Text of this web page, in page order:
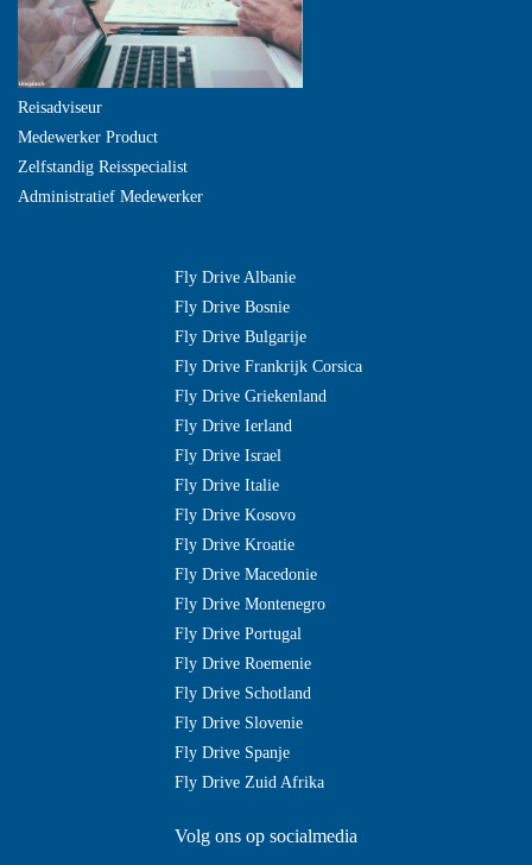
Reisadviseur
Medewerker Product
Zelfstandig Reisspecialist
Administratief Medewerker
Fly Drive Albanie
Fly Drive Bosnie
Fly Drive Bulgarije
Fly Drive Frankrijk Corsica
Fly Drive Griekenland
Fly Drive Ierland
Fly Drive Israel
Fly Drive Italie
Fly Drive Kosovo
Fly Drive Kroatie
Fly Drive Macedonie
Fly Drive Montenegro
Fly Drive Portugal
Fly Drive Roemenie
Fly Drive Schotland
Fly Drive Slovenie
Fly Drive Spanje
Fly Drive Zuid Afrika
Volg ons op socialmedia